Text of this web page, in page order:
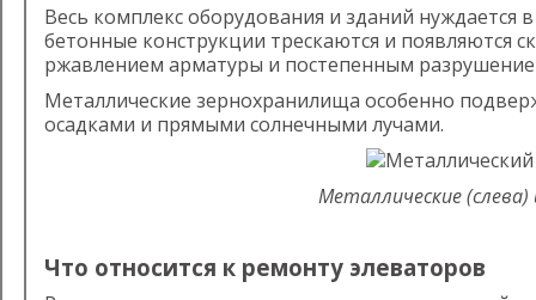
Весь комплекс оборудования и зданий
бетонные конструкции трескаются и появляются
ржавлением арматуры и постепенным
Металлические зернохранилища особенно
осадками и прямыми солнечными лучами.
Металлические
Что относится к ремонту элеваторов